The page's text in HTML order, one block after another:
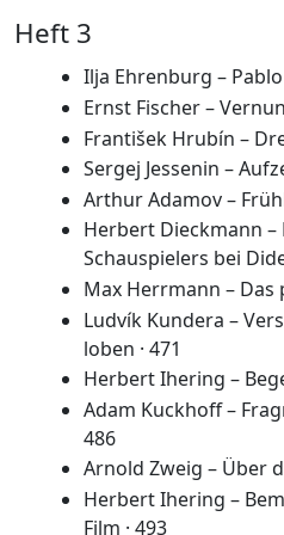
Heft 3
Ilja Ehrenburg – Pablo
Ernst Fischer –
František Hrubín –
Sergej Jessenin –
Arthur Adamov –
Herbert Dieckmann –
Schauspielers bei
Max Herrmann – Das
Ludvík Kundera –
loben · 471
Herbert Ihering –
Adam Kuckhoff –
486
Arnold Zweig – Über
Herbert Ihering –
Film · 493